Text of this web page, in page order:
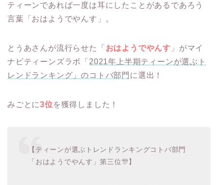
ティーンであれば一度は耳にしたことがあるであろう
言葉「おはようでやんす」。
とうあさんが流行らせた「 おはようでやんす 」がマイ
ナビティーンズラボ「 2021年上半期ティーンが選ぶト
レンドランキング」のコトバ部門 に選出！
みごとに3位を獲得しました！
【ティーンが選ぶトレンドランキングコトバ部門
「おはようでやんす」第三位🎊】